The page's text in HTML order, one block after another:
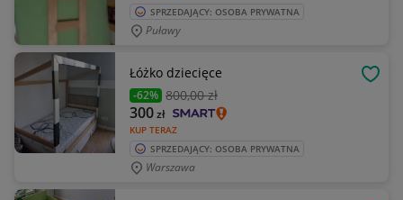
SPRZEDAJĄCY: OSOBA PRYWATNA
Puławy
Łóżko dziecięce
-62% 800,00 zł
KUP TERAZ
300zł
SPRZEDAJĄCY: OSOBA PRYWATNA
Warszawa